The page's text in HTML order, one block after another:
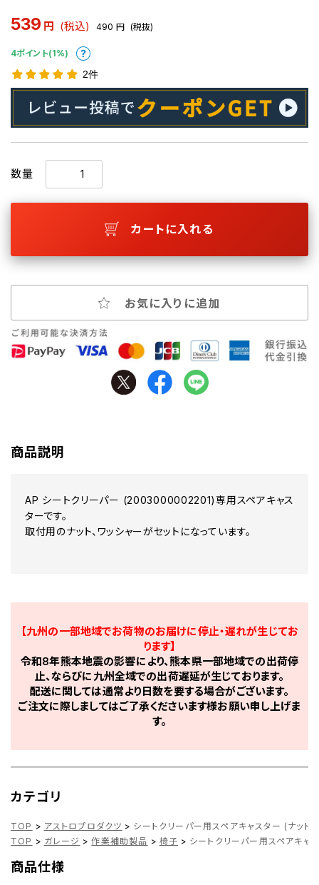
539 円 (税込) 490 円 (税抜)
4ポイント(1%)
2件
数量
カートに入れる
お気に入りに追加
商品説明
AP シートクリーパー (2003000002201)専用スペアキャス
ターです。
取付用のナット、ワッシャーがセットになっています。
【九州の一部地域でお荷物のお届けに停止・遅れが生じてお
ります】
令和8年熊本地震の影響により、熊本県一部地域での出荷停
止、ならびに九州全域での出荷遅延が生じております。
配送に関しては通常より日数を要する場合がございます。
ご注文に際しましてはご了承くださいます様お願い申し上げま
す。
カテゴリ
TOP > アストロプロダクツ > シートクリーパー用スペアキャスター (ナット
TOP > ガレージ > 作業補助製品 > 椅子 > シートクリーパー用スペアキャ
商品仕様